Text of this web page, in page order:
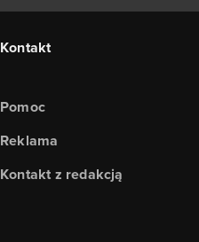
Kontakt
Pomoc
Reklama
Kontakt z redakcją